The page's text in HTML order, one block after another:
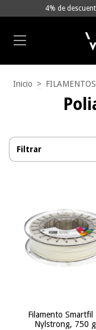
4% de
Inicio > FILAMENTOS
Filtrar
Filamento Smartfil
Nylstrong, 750